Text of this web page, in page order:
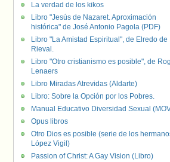
La verdad de los kikos
Libro "Jesús de Nazaret. Aproximación
histórica" de José Antonio Pagola (PDF)
Libro "La Amistad Espiritual", de Elredo de
Rieval.
Libro "Otro cristianismo es posible", de
Lenaers
Libro Miradas Atrevidas (Aldarte)
Libro: Sobre la Opción por los Pobres.
Manual Educativo Diversidad Sexual
Opus libros
Otro Dios es posible (serie de los
López Vigil)
Passion of Christ: A Gay Vision (Libro)